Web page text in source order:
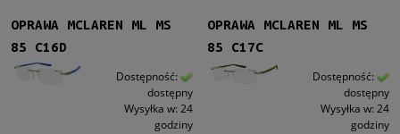
Męskie(6)
Kształt
OPRAWA MCLAREN ML MS
85 C16D
Dostępność:
dostępny
Wysyłka w: 24
godziny
OPRAWA MCLAREN ML MS
85 C17C
Dostępność:
dostępny
Wysyłka w: 24
godziny